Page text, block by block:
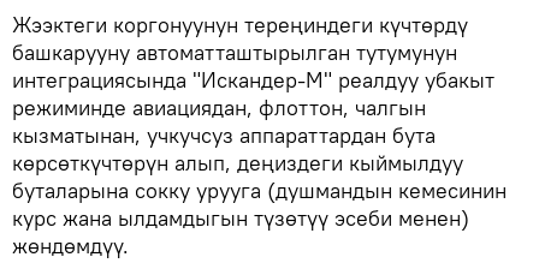
Жээктеги коргонуунун тереңиндеги күчтөрдү
башкарууну автоматташтырылган тутумунун
интеграциясында "Искандер-М" реалдуу убакыт
режиминде авиациядан, флоттон, чалгын
кызматынан, учкучсуз аппараттардан бута
көрсөткүчтөрүн алып, деңиздеги кыймылдуу
буталарына сокку урууга (душмандын кемесинин
курс жана ылдамдыгын түзөтүү эсеби менен)
жөндөмдүү.